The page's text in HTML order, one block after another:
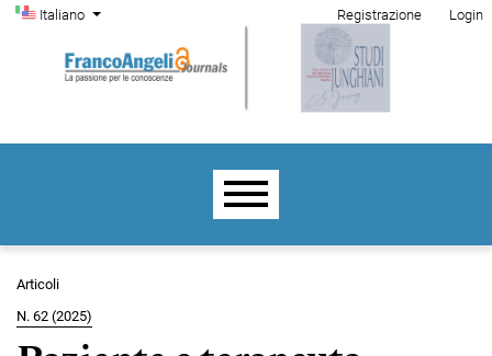
Salta al menu principale di navigazione
Salta al contenuto principale
Salta al piè di pagina del sito
Cambia la lingua. La lingua corrente è:
Italiano
Menu di amministrazione
Registrazione Login
Menu principale
Articoli
N. 62 (2025)